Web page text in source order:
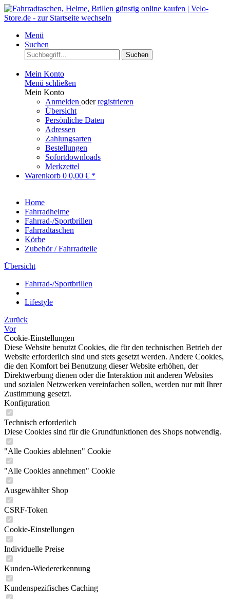
Menü
Suchen
Suchen
Mein Konto
Menü schließen
Mein Konto
Anmelden oderregistrieren
Übersicht
Persönliche Daten
Adressen
Zahlungsarten
Bestellungen
Sofortdownloads
Merkzettel
Warenkorb 0 0,00 € *
Home
Fahrradhelme
Fahrrad-/Sportbrillen
Fahrradtaschen
Körbe
Zubehör / Fahrradteile
Übersicht
Fahrrad-/Sportbrillen
Lifestyle
Zurück
Vor
Cookie-Einstellungen
Diese Website benutzt Cookies, die für den technischen Betrieb der
Website erforderlich sind und stets gesetzt werden. Andere Cookies,
die den Komfort bei Benutzung dieser Website erhöhen, der
Direktwerbung dienen oder die Interaktion mit anderen Websites
und sozialen Netzwerken vereinfachen sollen, werden nur mit Ihrer
Zustimmung gesetzt.
Konfiguration
Technisch erforderlich
Diese Cookies sind für die Grundfunktionen des Shops notwendig.
"Alle Cookies ablehnen" Cookie
"Alle Cookies annehmen" Cookie
Ausgewählter Shop
CSRF-Token
Cookie-Einstellungen
Individuelle Preise
Kunden-Wiedererkennung
Kundenspezifisches Caching